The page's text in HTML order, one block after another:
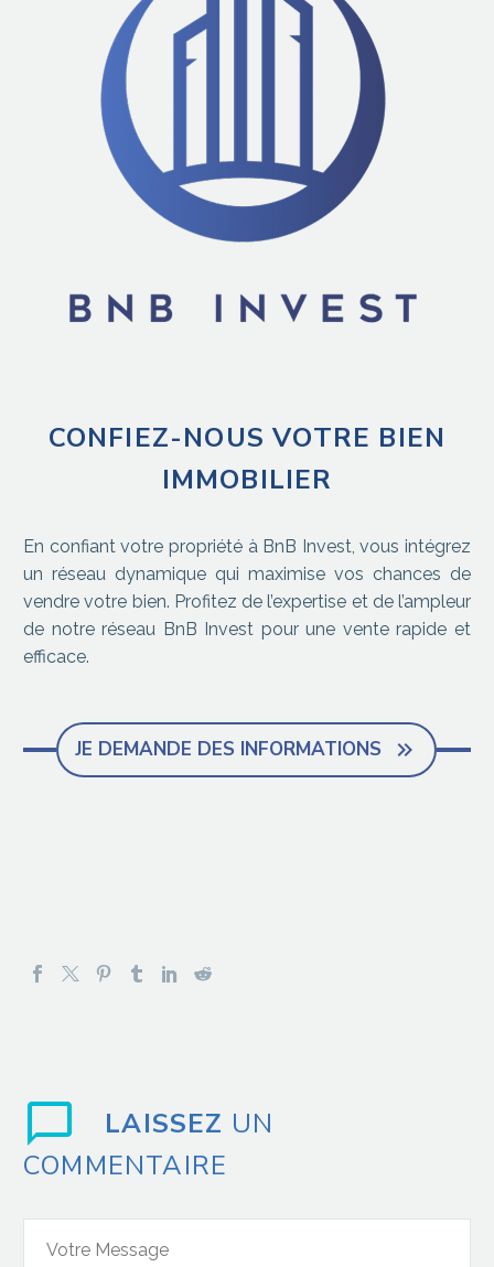
CONFIEZ-NOUS VOTRE BIEN
IMMOBILIER
En confiant votre propriété à BnB Invest, vous intégrez
un réseau dynamique qui maximise vos chances de
vendre votre bien. Profitez de l’expertise et de l’ampleur
de notre réseau BnB Invest pour une vente rapide et
efficace.
JE DEMANDE DES INFORMATIONS 
LAISSEZ UN
COMMENTAIRE